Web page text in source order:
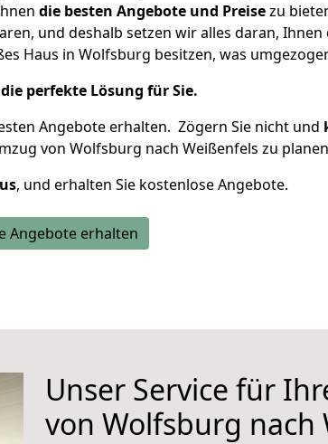
die besten Angebote und Preisezu
und deshalb setzen wir alles daran, Ihnen
Haus in Wolfsburg besitzen, was
perfekte Lösung für Sie.
Angebote erhalten. Zögern Sie nicht und
von Wolfsburg nach Weißenfels zu
, und erhalten Sie kostenlose Angebote.
Angebote erhalten
Unser Service für
von Wolfsburg nach